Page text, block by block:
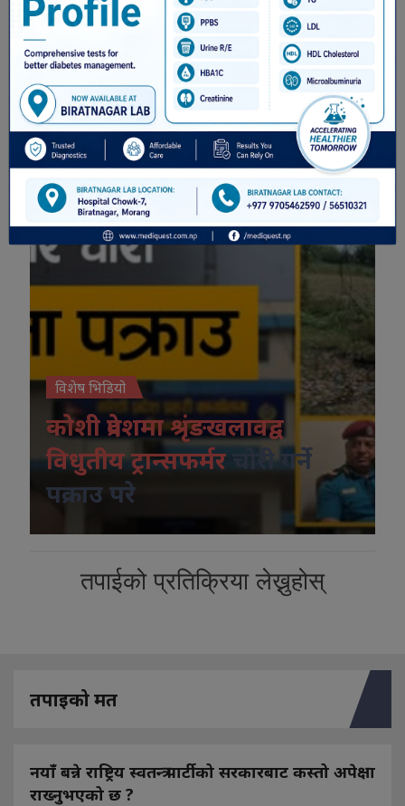
विशेष भिडियो
विशेष भिडियो
कोशी प्रदेशमा श्रृंङखलावद्व
विधुतीय ट्रान्सफर्मर
चोरी गर्ने
पक्राउ परे
तपाईको प्रतिक्रिया लेख्नुहोस्
तपाइको मत
नयाँ बन्ने राष्ट्रिय स्वतन्त्र पार्टीको सरकारबाट कस्तो अपेक्षा
राख्नुभएको छ ?